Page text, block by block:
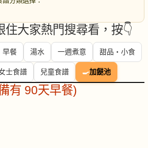
住大家熱門搜尋看，按👇
早餐 湯水 一週煮意 甜品・小食
士食譜 兒童食譜 🍳加餸池
有 90天早餐)